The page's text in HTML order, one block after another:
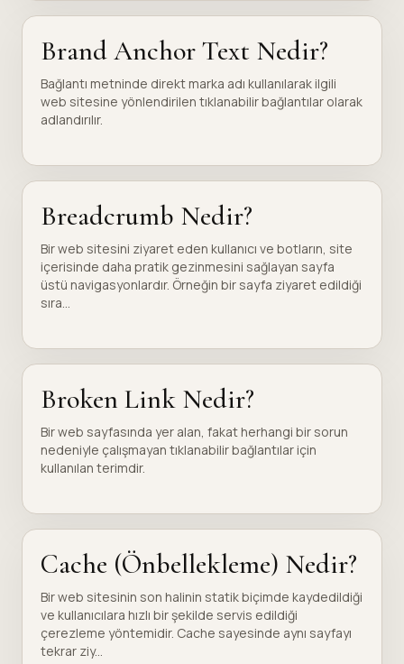
Brand Anchor Text Nedir?
Bağlantı metninde direkt marka adı kullanılarak ilgili
web sitesine yönlendirilen tıklanabilir bağlantılar olarak
adlandırılır.
Breadcrumb Nedir?
Bir web sitesini ziyaret eden kullanıcı ve botların, site
içerisinde daha pratik gezinmesini sağlayan sayfa
üstü navigasyonlardır. Örneğin bir sayfa ziyaret edildiği
sıra...
Broken Link Nedir?
Bir web sayfasında yer alan, fakat herhangi bir sorun
nedeniyle çalışmayan tıklanabilir bağlantılar için
kullanılan terimdir.
Cache (Önbellekleme) Nedir?
Bir web sitesinin son halinin statik biçimde kaydedildiği
ve kullanıcılara hızlı bir şekilde servis edildiği
çerezleme yöntemidir. Cache sayesinde aynı sayfayı
tekrar ziy...